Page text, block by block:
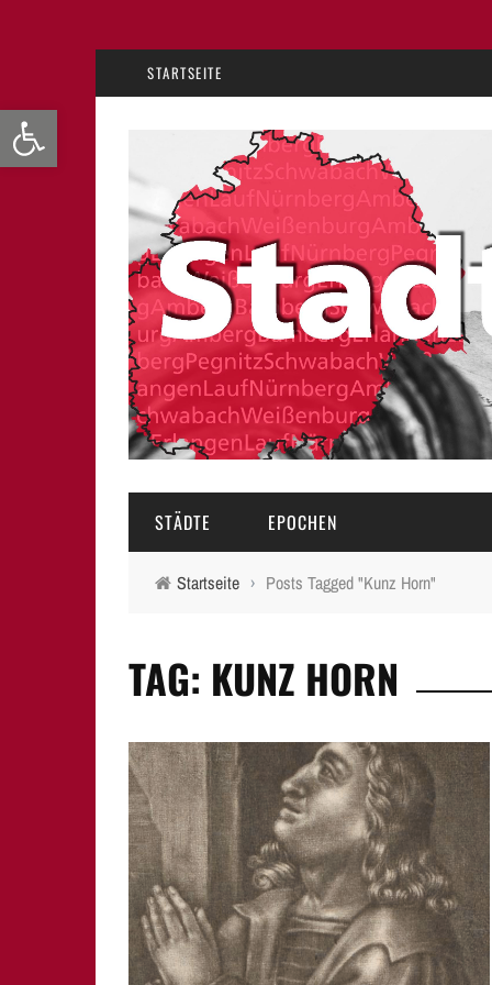
Werkzeugleiste öffnen
STARTSEITE
STÄDTE
BAMBERG
FÜRTH
LAUF A.D. PEGNITZ
NEUMARKT I.D.OPF.
NÜRNBERG
PEGNITZ
EPOCHEN
16.-18. JAHRHUNDERT
20.-21. JAHRHUNDERT
Startseite › Posts Tagged "Kunz Horn"
TAG: KUNZ HORN